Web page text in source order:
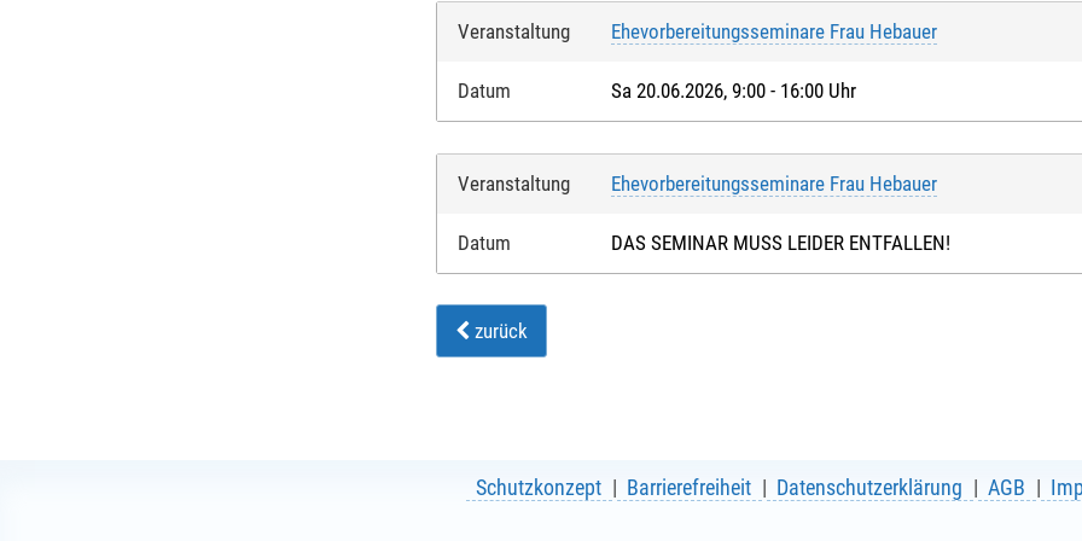
Veranstaltung Ehevorbereitungsseminare Frau Hebauer
Datum Sa 20.06.2026, 9:00 - 16:00 Uhr
Veranstaltung Ehevorbereitungsseminare Frau Hebauer
Datum DAS SEMINAR MUSS LEIDER ENTFALLEN!
zurück
Schutzkonzept Barrierefreiheit Datenschutzerklärung AGB